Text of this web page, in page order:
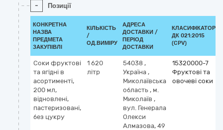
- Позиції
КОНКРЕТНА
НАЗВА
ПРЕДМЕТА
ЗАКУПІВЛІ
КІЛЬКІСТЬ
/
ОД.ВИМІРУ
АДРЕСА
ДОСТАВКИ /
ПЕРІОД
ДОСТАВКИ
КЛАСИФІКАТОР
ДК 021:2015
(CPV)
Соки фруктові
та ягідні в
асортименті,
200 мл,
відновлені,
пастеризовані,
без цукру
1 620
літр
54038 ,
Україна ,
Миколаївська
область , м.
Миколаїв ,
вул. Генерала
Олекси
Алмазова, 49
15320000-7
Фруктові та
овочеві соки